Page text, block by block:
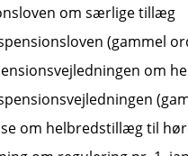
om særlige tillæg
(gammel
om
om helbredstillæg til